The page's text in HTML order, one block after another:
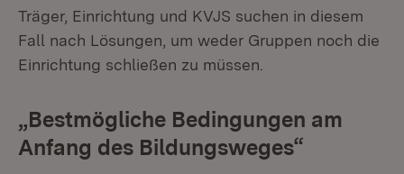
Träger, Einrichtung und KVJS suchen in diesem
Fall nach Lösungen, um weder Gruppen noch die
Einrichtung schließen zu müssen.
„Bestmögliche Bedingungen am
Anfang des Bildungsweges“